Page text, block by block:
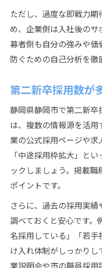
ただし、過度な即戦力
め、企業側は入社後の
募者側も自分の強みや
防ぐための自己分析を徹
第二新卒採用数が
静岡県静岡市で第二新
は、複数の情報源を活
業の公式採用ページや求
「中途採用枠拡大」と
ックしましょう。掲載
ポイントです。
さらに、過去の採用実
調べておくと安心です。
名採用している」「若
け入れ体制がしっかり
業説明会や市の職員採